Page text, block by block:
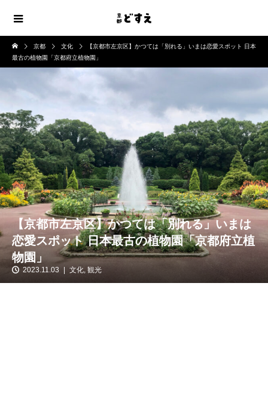
京都 文化
【京都市左京区】かつては「別れる」いまは恋愛スポット 日本
最古の植物園「京都府立植物園」
【京都市左京区】かつては「別れる」いまは
恋愛スポット 日本最古の植物園「京都府立植
物園」
2023.11.03 文化, 観光